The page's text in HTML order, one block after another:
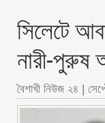
সিলেটে
নারী-
বৈশাখী নিউজ ২৪ |